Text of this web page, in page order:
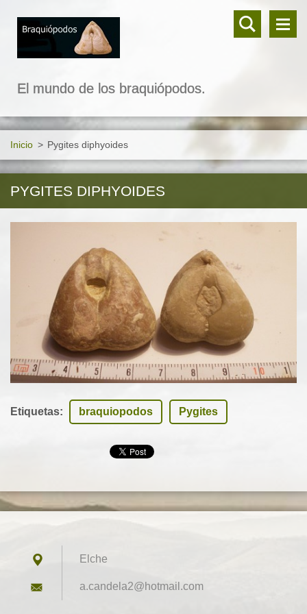
El mundo de los braquiópodos.
Inicio > Pygites diphyoides
PYGITES DIPHYOIDES
Etiquetas: braquiopodos Pygites
Elche
a.candel a2@hotmail.com